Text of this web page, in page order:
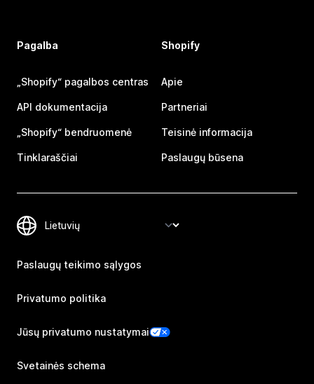
Pagalba
„Shopify“ pagalbos centras
API dokumentacija
„Shopify“ bendruomenė
Tinklaraščiai
Shopify
Apie
Partneriai
Teisinė informacija
Paslaugų būsena
Paslaugų teikimo sąlygos
Privatumo politika
Jūsų privatumo nustatymai
Svetainės schema